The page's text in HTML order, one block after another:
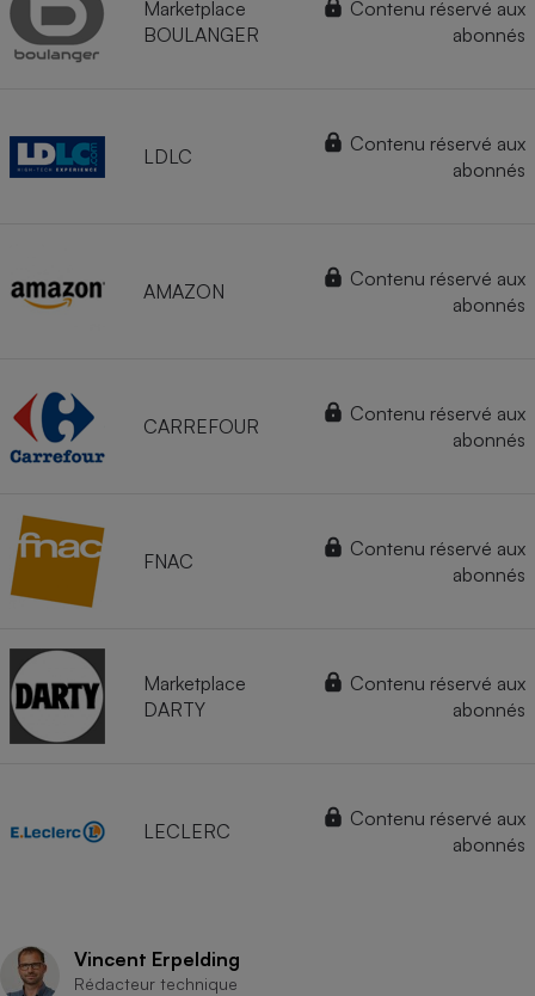
Marketplace
BOULANGER
Contenu réservé aux
abonnés
LDLC
Contenu réservé aux
abonnés
AMAZON
Contenu réservé aux
abonnés
CARREFOUR
Contenu réservé aux
abonnés
FNAC
Contenu réservé aux
abonnés
Marketplace
DARTY
Contenu réservé aux
abonnés
LECLERC
Contenu réservé aux
abonnés
Vincent Erpelding
Rédacteur technique